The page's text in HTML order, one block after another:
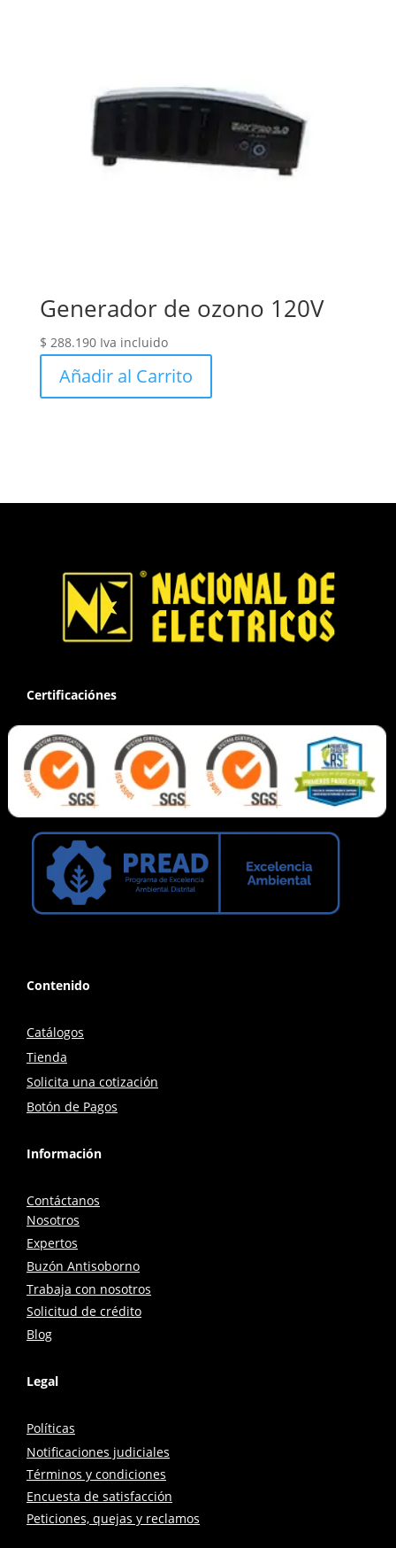
Generador de ozono 120V
$ 288.190 Iva incluido
Añadir al Carrito
Certificaciónes
Contenido
Catálogos
Tienda
Solicita una cotización
Botón de Pagos
Información
Contáctanos
Nosotros
Expertos
Buzón Antisoborno
Trabaja con nosotros
Solicitud de crédito
Blog
Legal
Políticas
Notificaciones judiciales
Términos y condiciones
Encuesta de satisfacción
Peticiones, quejas y reclamos